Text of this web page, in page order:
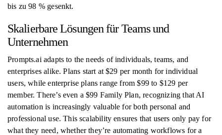
bis zu 98 % gesenkt.
Skalierbare Lösungen für Teams und
Unternehmen
Prompts.ai adapts to the needs of individuals, teams, and
enterprises alike. Plans start at $29 per month for individual
users, while enterprise plans range from $99 to $129 per
member. There’s even a $99 Family Plan, recognizing that AI
automation is increasingly valuable for both personal and
professional use. This scalability ensures that users only pay for
what they need, whether they’re automating workflows for a